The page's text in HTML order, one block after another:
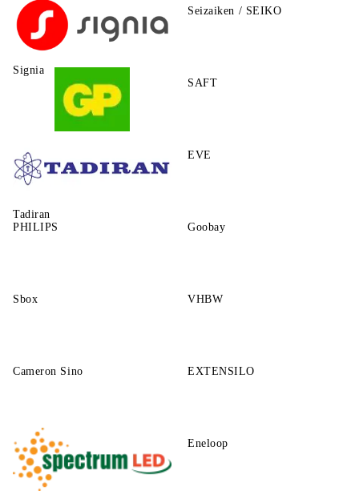
Signia
Seizaiken / SEIKO
SAFT
Tadiran
EVE
PHILIPS Goobay
Sbox VHBW
Cameron Sino EXTENSILO
Eneloop